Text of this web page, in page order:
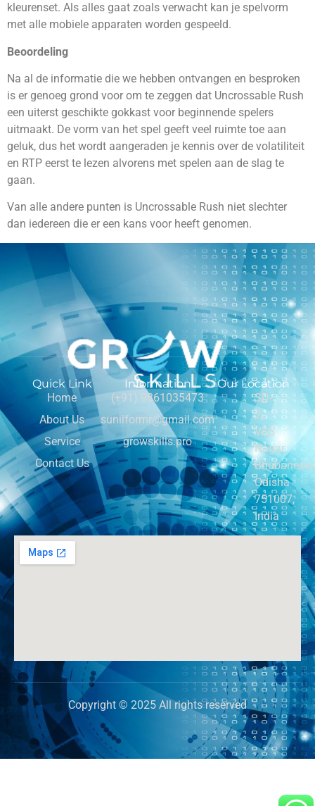
kleurenset. Als alles gaat zoals verwacht kan je spelvorm
met alle mobiele apparaten worden gespeeld.
Beoordeling
Na al de informatie die we hebben ontvangen en besproken
is er genoeg grond voor om te zeggen dat Uncrossable Rush
een uiterst geschikte gokkast voor beginnende spelers
uitmaakt. De vorm van het spel geeft veel ruimte toe aan
geluk, dus het wordt aangeraden je kennis over de volatiliteit
en RTP eerst te lezen alvorens met spelen aan de slag te
gaan.
Van alle andere punten is Uncrossable Rush niet slechter
dan iedereen die er een kans voor heeft genomen.
Quick Link
Home
About Us
Service
Contact Us
Information
(+91) 9861035473
sunilformr@gmail.com
growskills.pro
Our Location
SD-
2,
VSS
Nagar,
Odisha
751007,
India
Copyright © 2025 All rights reserved